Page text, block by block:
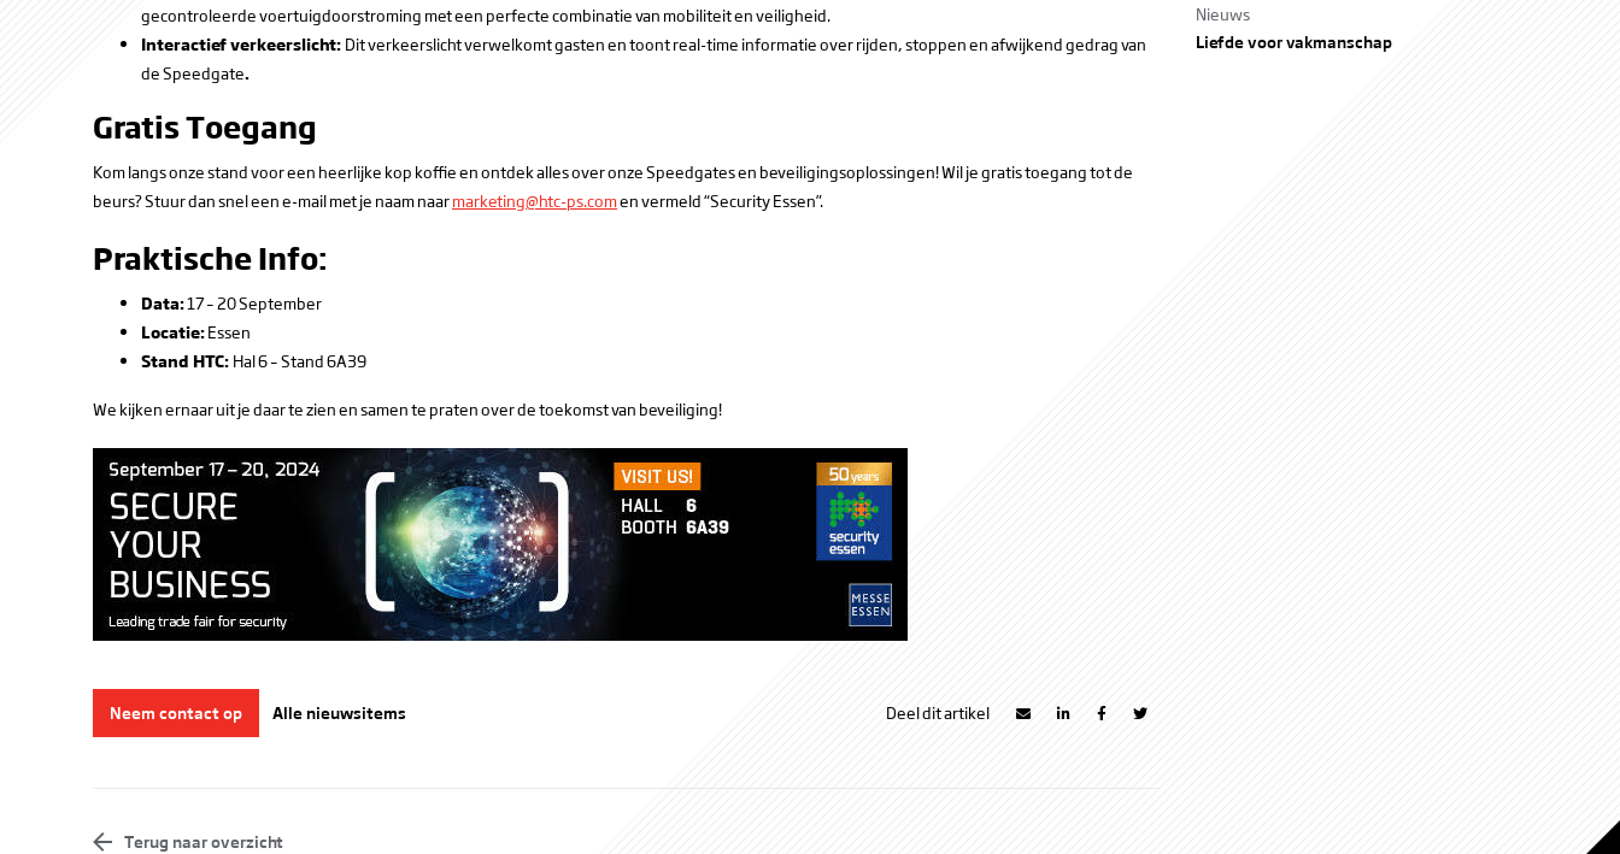
gecontroleerde voertuigdoorstroming met een perfecte combinatie van mobiliteit en veiligheid.
Interactief verkeerslicht: Dit verkeerslicht verwelkomt gasten en toont real-time informatie over rijden, stoppen en afwijkend gedrag van
de Speedgate.
Gratis Toegang
Kom langs onze stand voor een heerlijke kop koffie en ontdek alles over onze Speedgates en beveiligingsoplossingen! Wil je gratis toegang tot de
beurs? Stuur dan snel een e-mail met je naam naarmarketing@htc-ps.comen vermeld “Security Essen”.
Praktische Info:
Data:17 – 20 September
Locatie:Essen
Stand HTC: Hal 6 – Stand 6A39
We kijken ernaar uit je daar te zien en samen te praten over de toekomst van beveiliging!
Neem contact op Alle nieuwsitems Deel dit artikel
Terug naar overzicht
Nieuws
Liefde voor vakmanschap